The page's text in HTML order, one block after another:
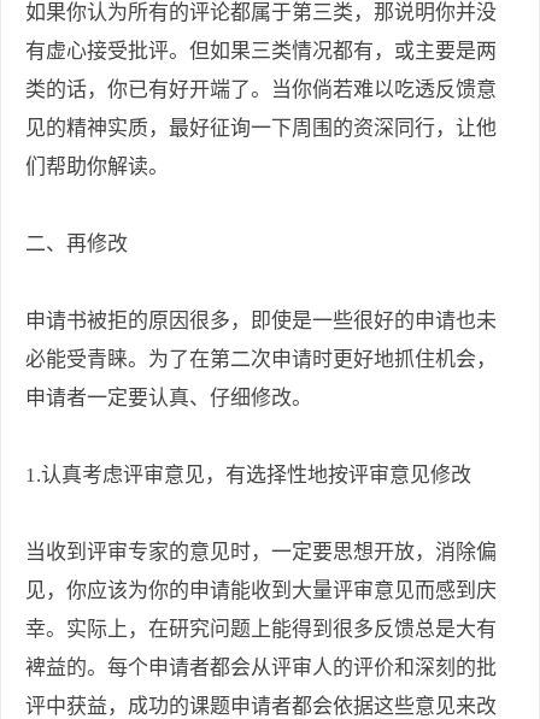
如果你认为所有的评论都属于第三类，那说明你并没
有虚心接受批评。但如果三类情况都有，或主要是两
类的话，你已有好开端了。当你倘若难以吃透反馈意
见的精神实质，最好征询一下周围的资深同行，让他
们帮助你解读。
二、再修改
申请书被拒的原因很多，即使是一些很好的申请也未
必能受青睐。为了在第二次申请时更好地抓住机会，
申请者一定要认真、仔细修改。
1.认真考虑评审意见，有选择性地按评审意见修改
当收到评审专家的意见时，一定要思想开放，消除偏
见，你应该为你的申请能收到大量评审意见而感到庆
幸。实际上，在研究问题上能得到很多反馈总是大有
裨益的。每个申请者都会从评审人的评价和深刻的批
评中获益，成功的课题申请者都会依据这些意见来改